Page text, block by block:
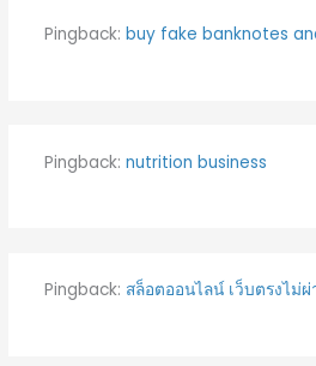
Pingback: buy fake banknotes
Pingback: nutrition business
Pingback: สล็อตออนไลน์ เว็บตรงไม่ผ่